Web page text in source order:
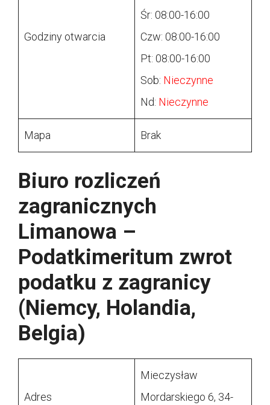
Godziny otwarcia
Śr: 08:00-16:00
Czw: 08:00-16:00
Pt: 08:00-16:00
Sob: Nieczynne
Nd: Nieczynne
Mapa Brak
Biuro rozliczeń
zagranicznych
Limanowa –
Podatkimeritum zwrot
podatku z zagranicy
(Niemcy, Holandia,
Belgia)
Adres
Mieczysław
Mordarskiego 6, 34-